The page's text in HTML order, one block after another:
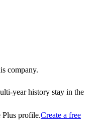
company.
year history stay in the
profile.Create a free